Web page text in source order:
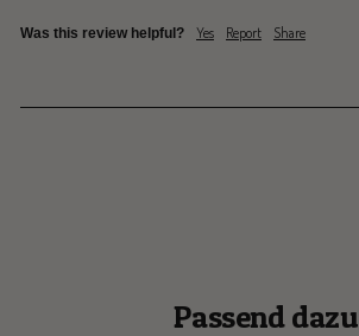
Was this review helpful? Yes Report Share
Passend dazu